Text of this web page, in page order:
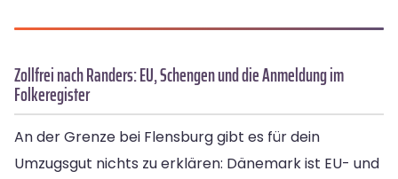
Zollfrei nach Randers: EU, Schengen und die Anmeldung im
Folkeregister
An der Grenze bei Flensburg gibt es für dein
Umzugsgut nichts zu erklären: Dänemark ist EU- und